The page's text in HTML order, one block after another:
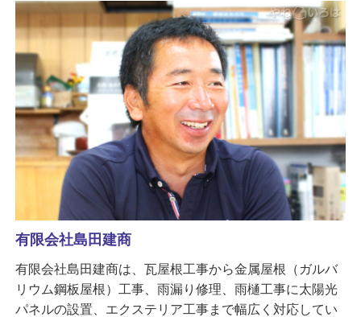
有限会社島田建商
有限会社島田建商は、瓦屋根工事から金属屋根（ガルバ
リウム鋼板屋根）工事、雨漏り修理、雨樋工事に太陽光
パネルの設置、エクステリア工事まで幅広く対応してい